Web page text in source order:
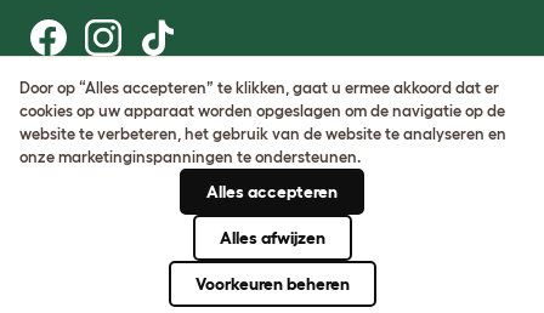
Gebruiksvoorwaarden
Cookie & privacybeleid
Cookie Settings
KvK-nummer: 05028498
Door op “Alles accepteren” te klikken, gaat u ermee akkoord dat er
cookies op uw apparaat worden opgeslagen om de navigatie op de
website te verbeteren, het gebruik van de website te analyseren en
onze marketinginspanningen te ondersteunen.
Alles accepteren
Alles afwijzen
Voorkeuren beheren